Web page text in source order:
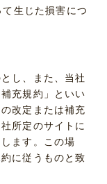
生じた損害につ
し、また、当社
充規約」といい
改定または補充
所定のサイトに
ます。この場
に従うものと致